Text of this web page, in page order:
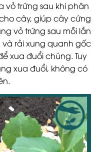
vỏ trứng sau khi phân
cây, giúp cây cứng
vỏ trứng sau mỗi lần
rải xung quanh gốc
xua đuổi chúng. Tuy
xua đuổi, không có